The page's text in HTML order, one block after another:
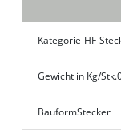
Kategorie HF-
Gewicht in Kg/Stk.
BauformStecker